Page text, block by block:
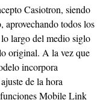
Casiotron, siendo
aprovechando todos los
largo del medio siglo
original. A la vez que
incorpora
de la hora
Mobile Link